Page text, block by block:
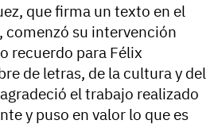
que firma un texto en el
comenzó su intervención
recuerdo para Félix
de letras, de la cultura y del
el trabajo realizado
y puso en valor lo que es